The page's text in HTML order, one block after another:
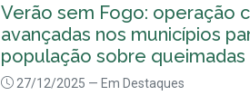
Verão sem Fogo: operação
avançadas nos municípios
população sobre queimadas
27/12/2025 — Em Destaques